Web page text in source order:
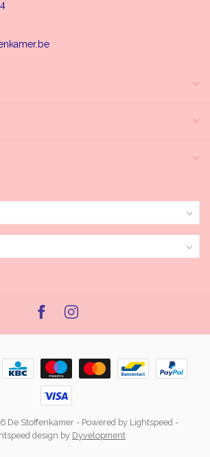
De Stoffenkamer - Powered by Lightspeed -
design by Dyvelopment